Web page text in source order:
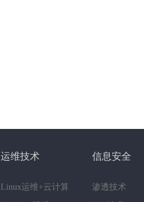
运维技术
Linux运维+云计算
信息安全
渗透技术